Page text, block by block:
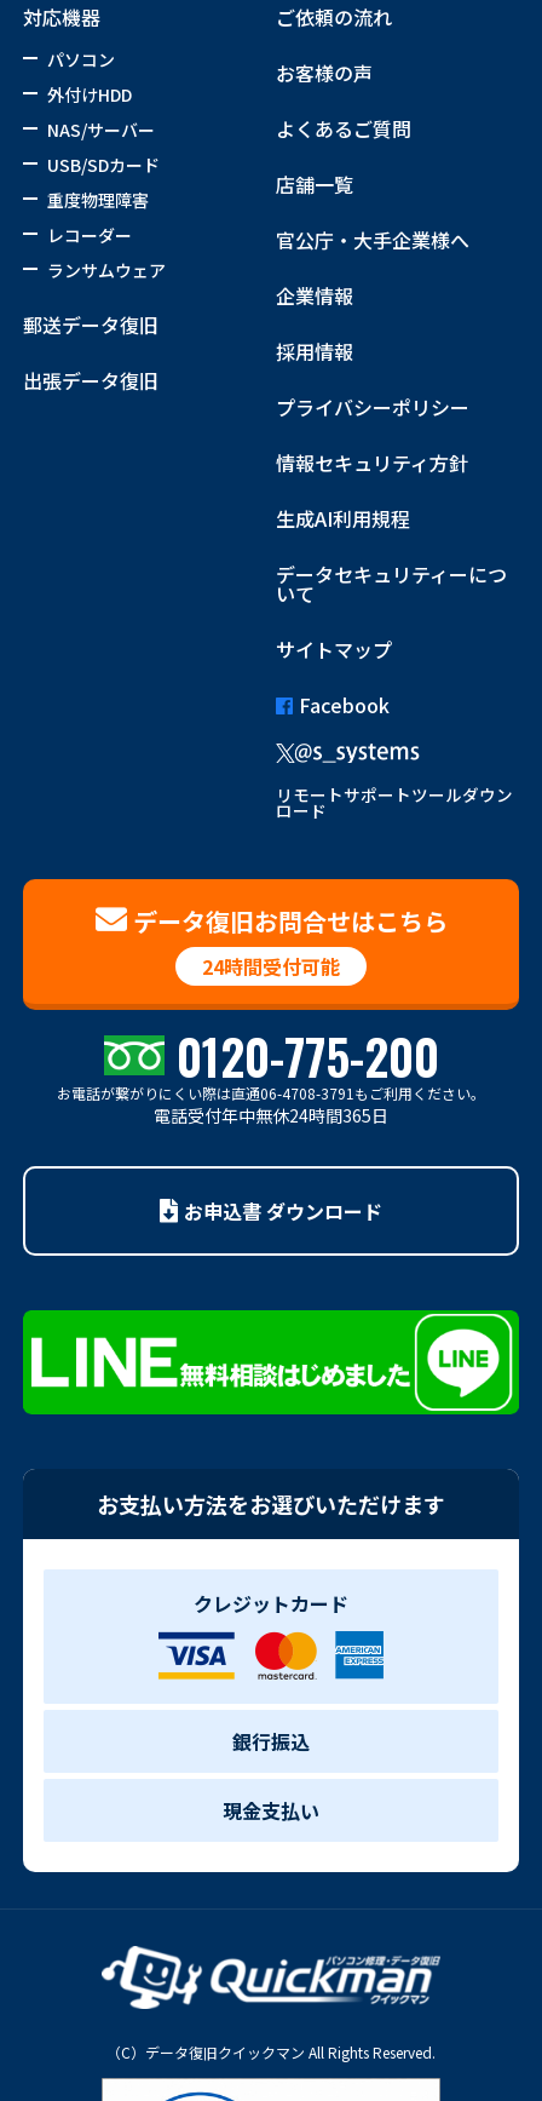
対応機器
パソコン
外付けHDD
NAS/サーバー
USB/SDカード
重度物理障害
レコーダー
ランサムウェア
郵送データ復旧
出張データ復旧
ご依頼の流れ
お客様の声
よくあるご質問
店舗一覧
官公庁・大手企業様へ
企業情報
採用情報
プライバシーポリシー
情報セキュリティ方針
生成AI利用規程
データセキュリティーにつ
いて
サイトマップ
Facebook
リモートサポートツールダウン
ロード
データ復旧お問合せはこちら
24時間受付可能
0120-775-200
お電話が繋がりにくい際は直通06-4708-3791もご利用ください。
電話受付年中無休24時間365日
お申込書 ダウンロード
お支払い方法をお選びいただけます
クレジットカード
銀行振込
現金支払い
（C）データ復旧クイックマン All Rights Reserved.